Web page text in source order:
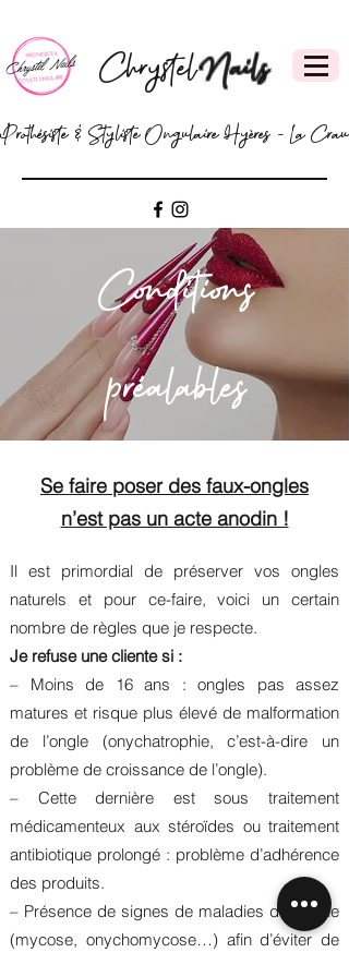
ChrystelNails
Prothésiste & Styliste Ongulaire Hyères - La Crau
Conditions
préalables
Se faire poser des faux-ongles
n’est pas un acte anodin !
Il est primordial de préserver vos ongles
naturels et pour ce-faire, voici un certain
nombre de règles que je respecte.
Je refuse une cliente si :
– Moins de 16 ans : ongles pas assez
matures et risque plus élevé de malformation
de l’ongle (onychatrophie, c’est-à-dire un
problème de croissance de l’ongle).
– Cette dernière est sous traitement
médicamenteux aux stéroïdes ou traitement
antibiotique prolongé : problème d’adhérence
des produits.
– Présence de signes de maladies de l’ongle
(mycose, onychomycose…) afin d’éviter de